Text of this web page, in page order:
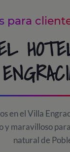
para
en el Villa
y maravilloso
natural de